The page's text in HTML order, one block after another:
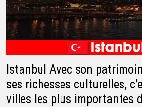
Istanbul Avec son
ses richesses culturelles,
villes les plus importantes